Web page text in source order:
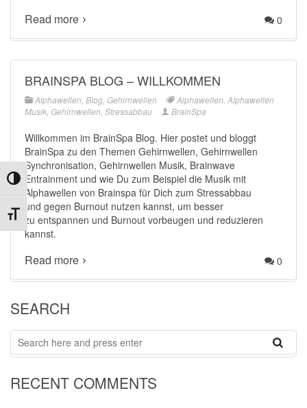
Umschalten auf hohe Kontraste
Schrift vergrößern
0
Read more
BRAINSPA BLOG – WILLKOMMEN
Alphawellen Blog Gehirnwellen Alphawellen Alphawellen
Musik Gehirnwellen Stressabbau BrainSpa
Willkommen im BrainSpa Blog. Hier postet und bloggt
BrainSpa zu den Themen Gehirnwellen, Gehirnwellen
Synchronisation, Gehirnwellen Musik, Brainwave
Entrainment und wie Du zum Beispiel die Musik mit
Alphawellen von Brainspa für Dich zum Stressabbau
und gegen Burnout nutzen kannst, um besser
zu entspannen und Burnout vorbeugen und reduzieren
kannst.
0
Read more
SEARCH
Search
RECENT COMMENTS